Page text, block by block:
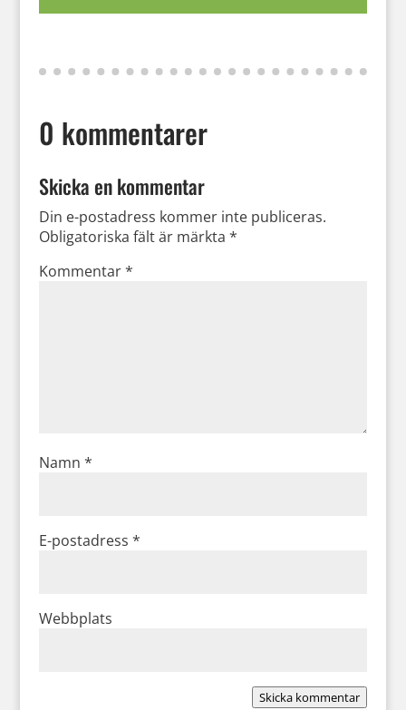
0 kommentarer
Skicka en kommentar
Din e-postadress kommer inte publiceras.
Obligatoriska fält är märkta *
Kommentar*
Namn *
E-postadress *
Webbplats
Skicka kommentar